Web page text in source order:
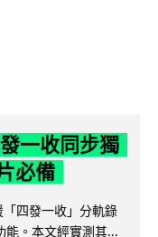
一收同步獨
必備
四發一收」分軌錄
。本文經實測其...